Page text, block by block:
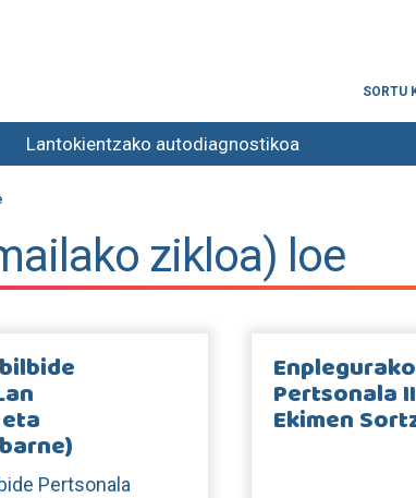
SORTU
Lantokientzako autodiagnostikoa
zikloa) loe
Pertsonala
Pertsonala
Ekimen